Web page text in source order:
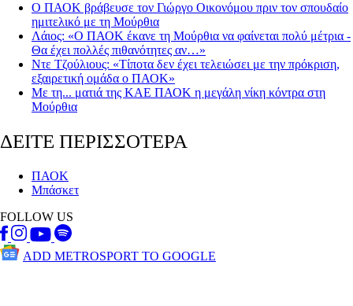
Ο ΠΑΟΚ βράβευσε τον Γιώργο Οικονόμου πριν τον σπουδαίο
ημιτελικό με τη Μούρθια
Λάιος: «Ο ΠΑΟΚ έκανε τη Μούρθια να φαίνεται πολύ μέτρια -
Θα έχει πολλές πιθανότητες αν…»
Ντε Τζούλιους: «Τίποτα δεν έχει τελειώσει με την πρόκριση,
εξαιρετική ομάδα ο ΠΑΟΚ»
Με τη... ματιά της ΚΑΕ ΠΑΟΚ η μεγάλη νίκη κόντρα στη
Μούρθια
ΔΕΙΤΕ ΠΕΡΙΣΣΟΤΕΡΑ
ΠΑΟΚ
Μπάσκετ
FOLLOW US
ADD METROSPORT TO GOOGLE